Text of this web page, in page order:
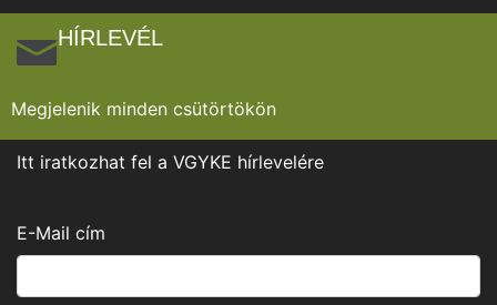
HÍRLEVÉL
Megjelenik minden csütörtökön
Itt iratkozhat fel a VGYKE hírlevelére
E-Mail cím